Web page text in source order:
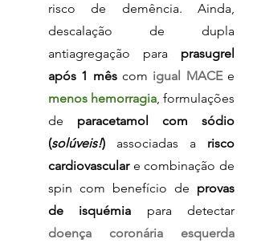
risco de demência. Ainda,
descalação de dupla
antiagregação para prasugrel
após 1 mês com igual MACE
menos hemorragia, formulações
de paracetamol com sódio
(solúveis!) associadas a risco
cardiovascular e combinação de
spin com benefício de provas
de isquémia